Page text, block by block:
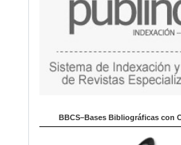
BBCS–Bases Bibliográficas con